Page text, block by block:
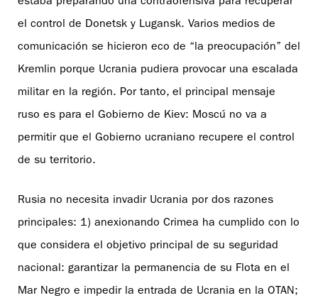
el control de Donetsk y Lugansk. Varios medios de
comunicación se hicieron eco de “la preocupación” del
Kremlin porque Ucrania pudiera provocar una escalada
militar en la región. Por tanto, el principal mensaje
ruso es para el Gobierno de Kiev: Moscú no va a
permitir que el Gobierno ucraniano recupere el control
de su territorio.
Rusia no necesita invadir Ucrania por dos razones
principales: 1) anexionando Crimea ha cumplido con lo
que considera el objetivo principal de su seguridad
nacional: garantizar la permanencia de su Flota en el
Mar Negro e impedir la entrada de Ucrania en la OTAN;